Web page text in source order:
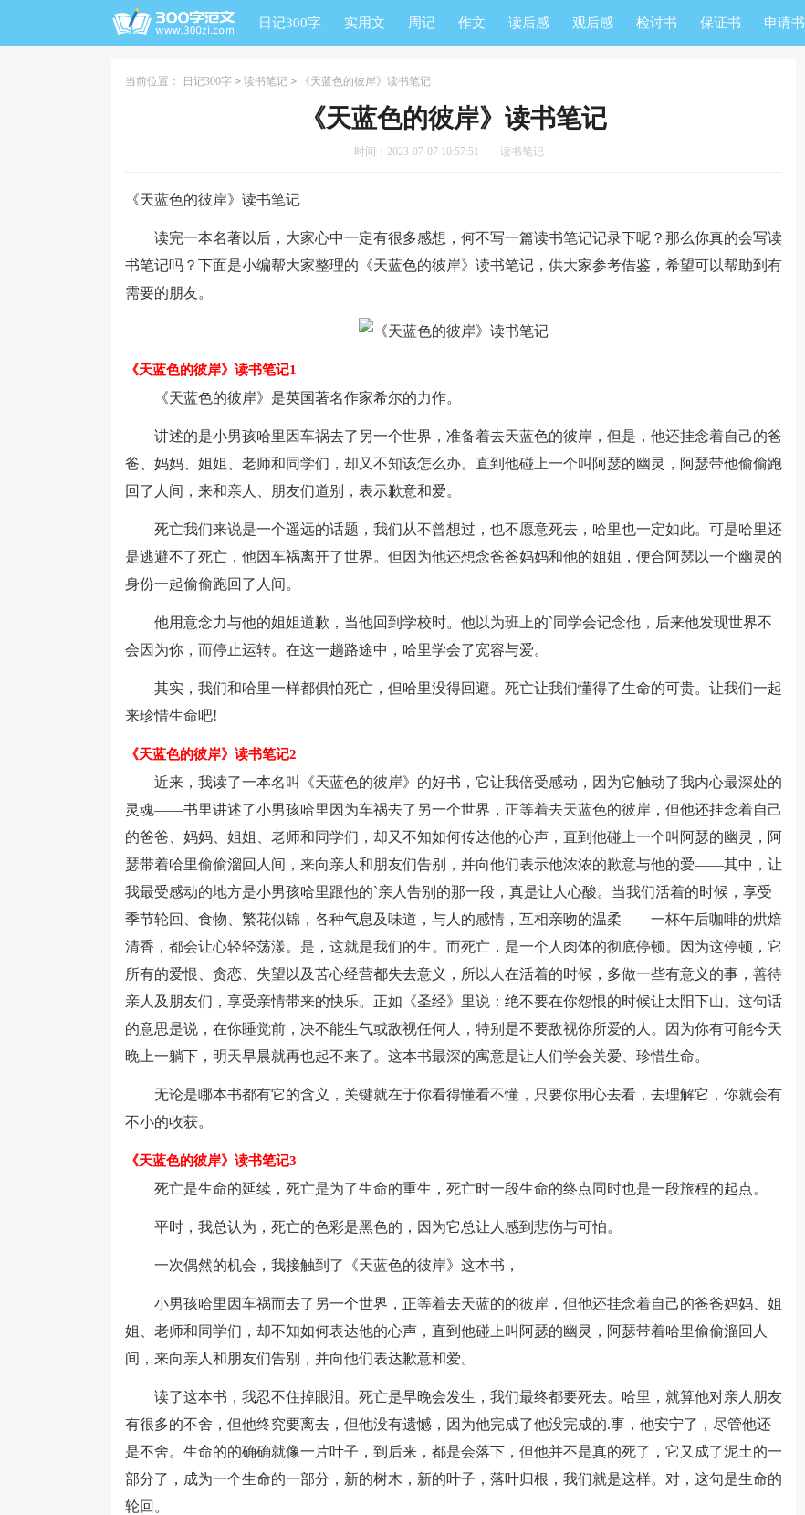
日记300字 实用文 周记 作文 读后感 观后感 检讨书 保证书 申请书
当前位置： 日记300字 > 读书笔记 > 《天蓝色的彼岸》读书笔记
《天蓝色的彼岸》读书笔记
时间：2023-07-07 10:57:51 读书笔记
《天蓝色的彼岸》读书笔记
读完一本名著以后，大家心中一定有很多感想，何不写一篇读书笔记记录下呢？那么你真的会写读
书笔记吗？下面是小编帮大家整理的《天蓝色的彼岸》读书笔记，供大家参考借鉴，希望可以帮助到有
需要的朋友。
《天蓝色的彼岸》读书笔记1
《天蓝色的彼岸》是英国著名作家希尔的力作。
讲述的是小男孩哈里因车祸去了另一个世界，准备着去天蓝色的彼岸，但是，他还挂念着自己的爸
爸、妈妈、姐姐、老师和同学们，却又不知该怎么办。直到他碰上一个叫阿瑟的幽灵，阿瑟带他偷偷跑
回了人间，来和亲人、朋友们道别，表示歉意和爱。
死亡我们来说是一个遥远的话题，我们从不曾想过，也不愿意死去，哈里也一定如此。可是哈里还
是逃避不了死亡，他因车祸离开了世界。但因为他还想念爸爸妈妈和他的姐姐，便合阿瑟以一个幽灵的
身份一起偷偷跑回了人间。
他用意念力与他的姐姐道歉，当他回到学校时。他以为班上的`同学会记念他，后来他发现世界不
会因为你，而停止运转。在这一趟路途中，哈里学会了宽容与爱。
其实，我们和哈里一样都俱怕死亡，但哈里没得回避。死亡让我们懂得了生命的可贵。让我们一起
来珍惜生命吧!
《天蓝色的彼岸》读书笔记2
近来，我读了一本名叫《天蓝色的彼岸》的好书，它让我倍受感动，因为它触动了我内心最深处的
灵魂——书里讲述了小男孩哈里因为车祸去了另一个世界，正等着去天蓝色的彼岸，但他还挂念着自己
的爸爸、妈妈、姐姐、老师和同学们，却又不知如何传达他的心声，直到他碰上一个叫阿瑟的幽灵，阿
瑟带着哈里偷偷溜回人间，来向亲人和朋友们告别，并向他们表示他浓浓的歉意与他的爱——其中，让
我最受感动的地方是小男孩哈里跟他的`亲人告别的那一段，真是让人心酸。当我们活着的时候，享受
季节轮回、食物、繁花似锦，各种气息及味道，与人的感情，互相亲吻的温柔——一杯午后咖啡的烘焙
清香，都会让心轻轻荡漾。是，这就是我们的生。而死亡，是一个人肉体的彻底停顿。因为这停顿，它
所有的爱恨、贪恋、失望以及苦心经营都失去意义，所以人在活着的时候，多做一些有意义的事，善待
亲人及朋友们，享受亲情带来的快乐。正如《圣经》里说：绝不要在你怨恨的时候让太阳下山。这句话
的意思是说，在你睡觉前，决不能生气或敌视任何人，特别是不要敌视你所爱的人。因为你有可能今天
晚上一躺下，明天早晨就再也起不来了。这本书最深的寓意是让人们学会关爱、珍惜生命。
无论是哪本书都有它的含义，关键就在于你看得懂看不懂，只要你用心去看，去理解它，你就会有
不小的收获。
《天蓝色的彼岸》读书笔记3
死亡是生命的延续，死亡是为了生命的重生，死亡时一段生命的终点同时也是一段旅程的起点。
平时，我总认为，死亡的色彩是黑色的，因为它总让人感到悲伤与可怕。
一次偶然的机会，我接触到了《天蓝色的彼岸》这本书，
小男孩哈里因车祸而去了另一个世界，正等着去天蓝的的彼岸，但他还挂念着自己的爸爸妈妈、姐
姐、老师和同学们，却不知如何表达他的心声，直到他碰上叫阿瑟的幽灵，阿瑟带着哈里偷偷溜回人
间，来向亲人和朋友们告别，并向他们表达歉意和爱。
读了这本书，我忍不住掉眼泪。死亡是早晚会发生，我们最终都要死去。哈里，就算他对亲人朋友
有很多的不舍，但他终究要离去，但他没有遗憾，因为他完成了他没完成的.事，他安宁了，尽管他还
是不舍。生命的的确确就像一片叶子，到后来，都是会落下，但他并不是真的死了，它又成了泥土的一
部分了，成为一个生命的一部分，新的树木，新的叶子，落叶归根，我们就是这样。对，这句是生命的
轮回。